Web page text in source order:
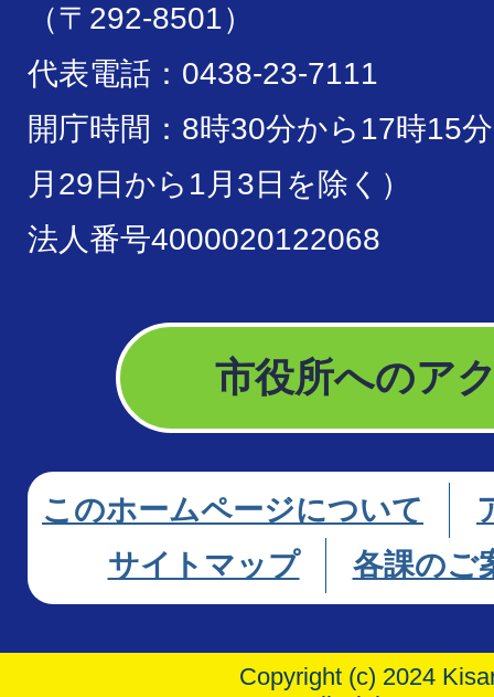
（〒292-8501）
代表電話：0438-23-7111
開庁時間：8時30分から17時15
月29日から1月3日を除く）
法人番号4000020122068
市役所へのア
このホームページについて
サイトマップ
各課のご
Copyright (c) 2024